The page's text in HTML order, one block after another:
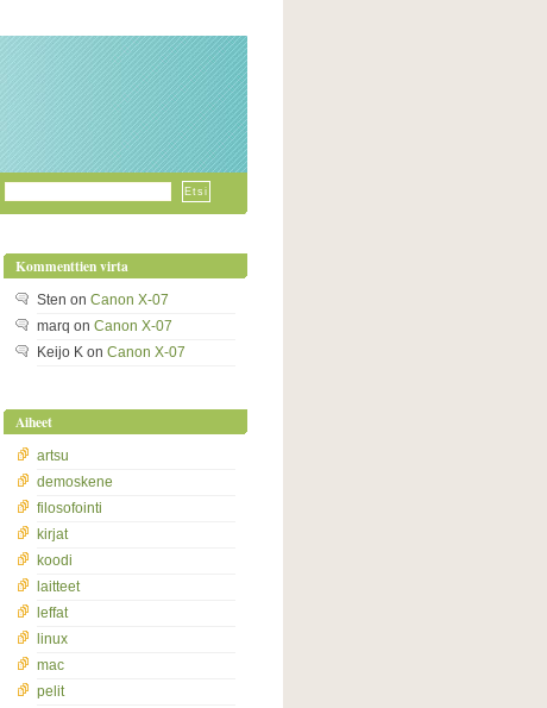
Kommenttien virta
Sten on Canon X-07
marq on Canon X-07
Keijo K on Canon X-07
Aiheet
artsu
demoskene
filosofointi
kirjat
koodi
laitteet
leffat
linux
mac
pelit